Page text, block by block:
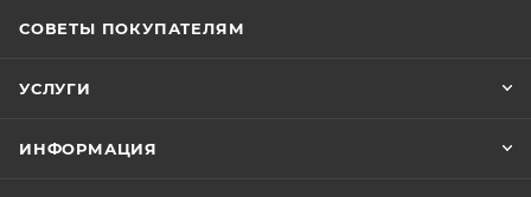
СОВЕТЫ ПОКУПАТЕЛЯМ
УСЛУГИ
ИНФОРМАЦИЯ